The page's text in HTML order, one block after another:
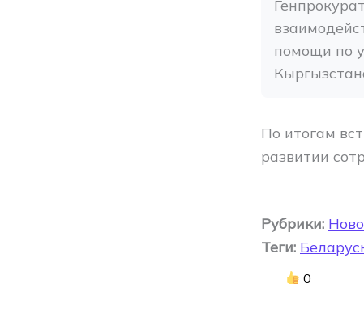
помощи по
По итогам
развитии
Рубрики:
Теги:
0